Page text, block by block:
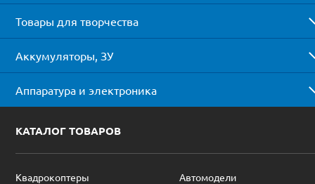
Товары для творчества
Аккумуляторы, ЗУ
Аппаратура и электроника
КАТАЛОГ ТОВАРОВ
Квадрокоптеры
Автомодели